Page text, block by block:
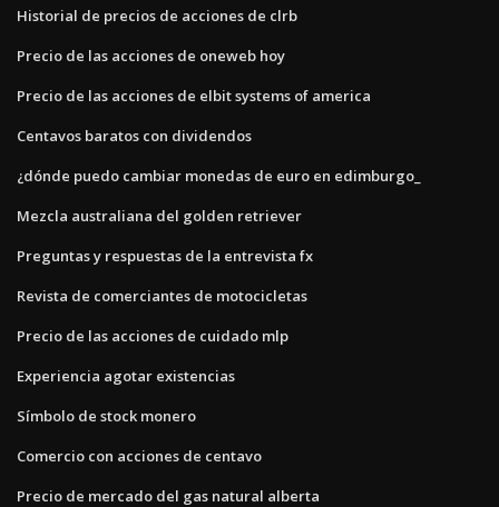
Historial de precios de acciones de clrb
Precio de las acciones de oneweb hoy
Precio de las acciones de elbit systems of america
Centavos baratos con dividendos
¿dónde puedo cambiar monedas de euro en edimburgo_
Mezcla australiana del golden retriever
Preguntas y respuestas de la entrevista fx
Revista de comerciantes de motocicletas
Precio de las acciones de cuidado mlp
Experiencia agotar existencias
Símbolo de stock monero
Comercio con acciones de centavo
Precio de mercado del gas natural alberta